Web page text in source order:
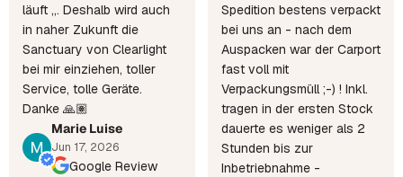
läuft „. Deshalb wird auch
in naher Zukunft die
Sanctuary von Clearlight
bei mir einziehen, toller
Service, tolle Geräte.
Danke 🙏🏽
Marie Luise
Jun 17, 2026
Google Review
Spedition bestens verpackt
bei uns an - nach dem
Auspacken war der Carport
fast voll mit
Verpackungsmüll ;-) ! Inkl.
tragen in der ersten Stock
dauerte es weniger als 2
Stunden bis zur
Inbetriebnahme -